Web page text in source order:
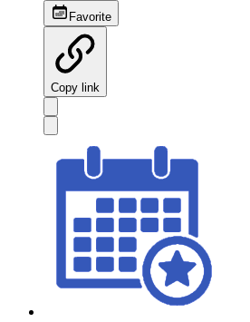
Favorite
Copy link